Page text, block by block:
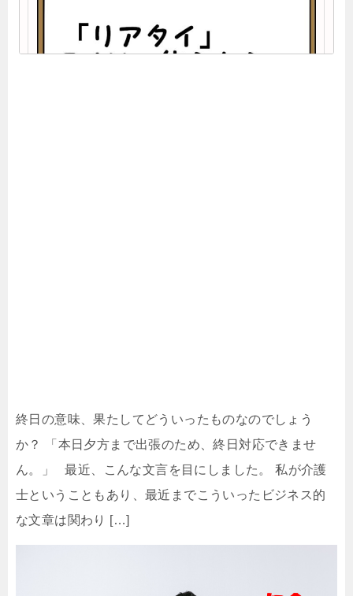
終日の意味、果たしてどういったものなのでしょう
か？ 「本日夕方まで出張のため、終日対応できませ
ん。」 最近、こんな文言を目にしました。 私が介護
士ということもあり、最近までこういったビジネス的
な文章は関わり […]